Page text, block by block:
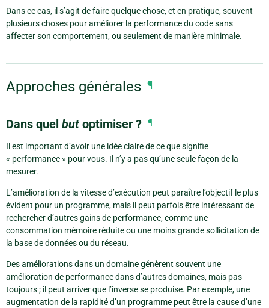
Dans ce cas, il s’agit de faire quelque chose, et en pratique, souvent
plusieurs choses pour améliorer la performance du code sans
affecter son comportement, ou seulement de manière minimale.
Approches générales ¶
Dans quel but optimiser ? ¶
Il est important d’avoir une idée claire de ce que signifie
« performance » pour vous. Il n’y a pas qu’une seule façon de la
mesurer.
L’amélioration de la vitesse d’exécution peut paraître l’objectif le plus
évident pour un programme, mais il peut parfois être intéressant de
rechercher d’autres gains de performance, comme une
consommation mémoire réduite ou une moins grande sollicitation de
la base de données ou du réseau.
Des améliorations dans un domaine génèrent souvent une
amélioration de performance dans d’autres domaines, mais pas
toujours ; il peut arriver que l’inverse se produise. Par exemple, une
augmentation de la rapidité d’un programme peut être la cause d’une